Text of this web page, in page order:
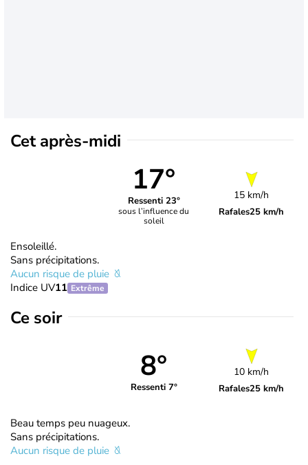
Cet après-midi
17°
Ressenti 23°
sous l’influence du
soleil
15 km/h
Rafales25 km/h
Ensoleillé.
Sans précipitations.
Aucun risque de pluie
Indice UV11 Extrême
Ce soir
8°
Ressenti 7°
10 km/h
Rafales25 km/h
Beau temps peu nuageux.
Sans précipitations.
Aucun risque de pluie